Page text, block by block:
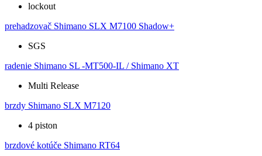
lockout
prehadzovač Shimano SLX M7100 Shadow+
SGS
radenie Shimano SL -MT500-IL / Shimano XT
Multi Release
brzdy Shimano SLX M7120
4 piston
brzdové kotúče Shimano RT64